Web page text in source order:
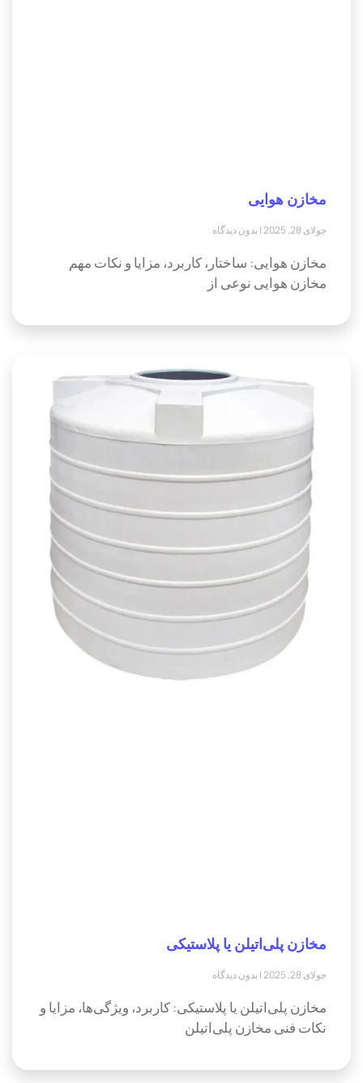
مخازن هوایی
جولای 28, 2025 بدون دیدگاه
مخازن هوایی: ساختار، کاربرد، مزایا و نکات مهم
مخازن هوایی نوعی از
مخازن پلی‌اتیلن یا پلاستیکی
جولای 28, 2025 بدون دیدگاه
مخازن پلی‌اتیلن یا پلاستیکی: کاربرد، ویژگی‌ها، مزایا و
نکات فنی مخازن پلی‌اتیلن